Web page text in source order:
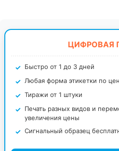
ЦИФРОВАЯ
Быстро от 1 до 3 дней
Любая форма этикетки по
Тиражи от 1 штуки
Печать разных видов и
увеличения цены
Сигнальный образец